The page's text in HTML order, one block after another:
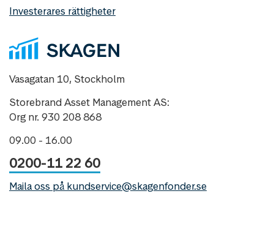
Investerares rättigheter
Vasagatan 10, Stockholm
Storebrand Asset Management AS:
Org nr. 930 208 868
09.00 - 16.00
0200-11 22 60
Maila oss på kundservice@skagenfonder.se